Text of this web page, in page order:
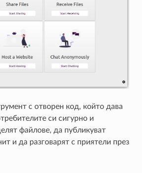
с отворен код, който дава
си сигурно и
файлове, да публикуват
и да разговарят с приятели през